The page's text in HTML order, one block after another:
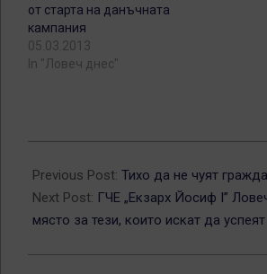
от старта на данъчната
кампания
05.03.2013
In "Ловеч днес"
03-
27
Previous Post: Тихо да не чуят
Next Post: ГЧЕ „Екзарх Йосиф I”
място за тези, които искат да успеят